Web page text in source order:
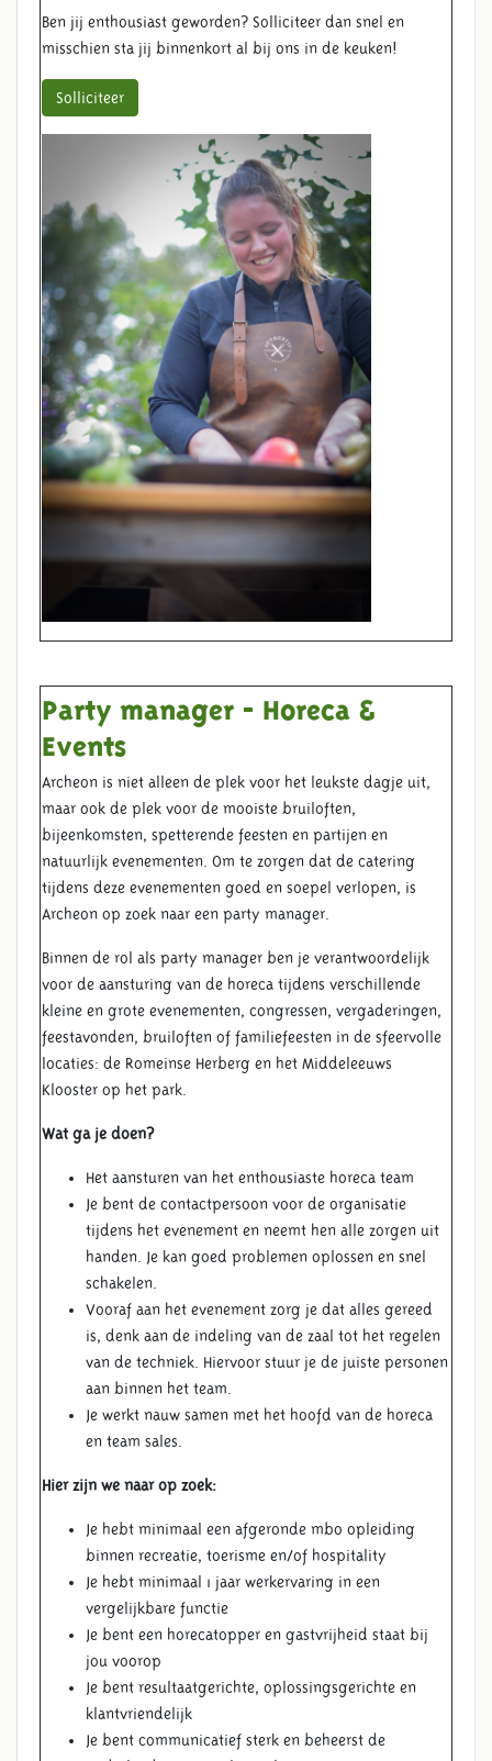
Ben jij enthousiast geworden? Solliciteer dan snel en
misschien sta jij binnenkort al bij ons in de keuken!
Solliciteer
Party manager - Horeca &
Events
Archeon is niet alleen de plek voor het leukste dagje uit,
maar ook de plek voor de mooiste bruiloften,
bijeenkomsten, spetterende feesten en partijen en
natuurlijk evenementen. Om te zorgen dat de catering
tijdens deze evenementen goed en soepel verlopen, is
Archeon op zoek naar een party manager.
Binnen de rol als party manager ben je verantwoordelijk
voor de aansturing van de horeca tijdens verschillende
kleine en grote evenementen, congressen, vergaderingen,
feestavonden, bruiloften of familiefeesten in de sfeervolle
locaties: de Romeinse Herberg en het Middeleeuws
Klooster op het park.
Wat ga je doen?
Het aansturen van het enthousiaste horeca team
Je bent de contactpersoon voor de organisatie
tijdens het evenement en neemt hen alle zorgen uit
handen. Je kan goed problemen oplossen en snel
schakelen.
Vooraf aan het evenement zorg je dat alles gereed
is, denk aan de indeling van de zaal tot het regelen
van de techniek. Hiervoor stuur je de juiste personen
aan binnen het team.
Je werkt nauw samen met het hoofd van de horeca
en team sales.
Hier zijn we naar op zoek:
Je hebt minimaal een afgeronde mbo opleiding
binnen recreatie, toerisme en/of hospitality
Je hebt minimaal 1 jaar werkervaring in een
vergelijkbare functie
Je bent een horecatopper en gastvrijheid staat bij
jou voorop
Je bent resultaatgerichte, oplossingsgerichte en
klantvriendelijk
Je bent communicatief sterk en beheerst de